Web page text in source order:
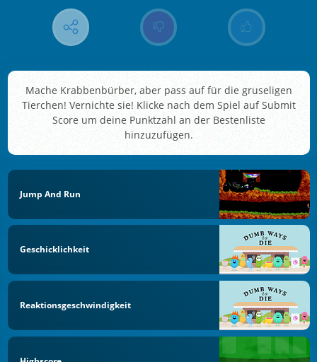
Mache Krabbenbürber, aber pass auf für die gruseligen
Tierchen! Vernichte sie! Klicke nach dem Spiel auf Submit
Score um deine Punktzahl an der Bestenliste
hinzuzufügen.
Jump And Run
Geschicklichkeit
Reaktionsgeschwindigkeit